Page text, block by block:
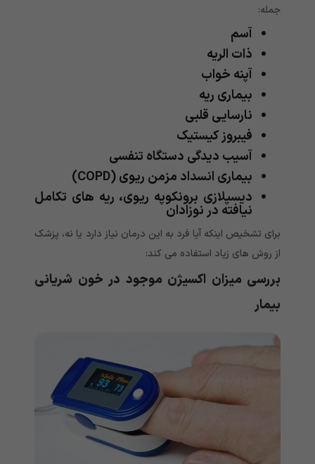
جمله:
آسم
ذات الریه
آپنه خواب
بیماری ریه
نارسایی قلبی
فیبروز کیستیک
آسیب دیدگی دستگاه تنفسی
بیماری انسداد مزمن ریوی (COPD)
دیسپلازی برونکوپه ریوی، ریه های تکامل
نیافته در نوزادان
برای تشخیص اینکه آیا فرد به این درمان نیاز دارد یا نه، پزشک
از روش های زیاد استفاده می کند:
بررسی میزان اکسیژن موجود در خون شریانی
بیمار